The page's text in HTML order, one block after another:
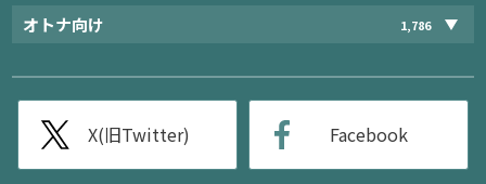
オトナ向け 1,786
X(旧Twitter) Facebook